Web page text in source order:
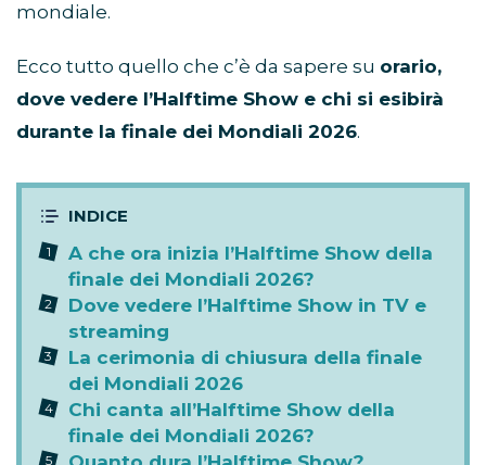
mondiale.
Ecco tutto quello che c’è da sapere su orario,
dove vedere l’Halftime Show e chi si esibirà
durante la finale dei Mondiali 2026.
A che ora inizia l’Halftime Show della
finale dei Mondiali 2026?
Dove vedere l’Halftime Show in TV e
streaming
La cerimonia di chiusura della finale
dei Mondiali 2026
Chi canta all’Halftime Show della
finale dei Mondiali 2026?